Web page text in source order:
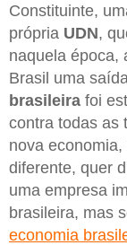
Constituinte,
própria UDN,
naquela época,
Brasil uma
brasileira foi
contra todas as
nova
diferente, quer
uma empresa
brasileira, mas
economia